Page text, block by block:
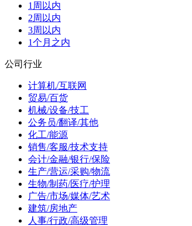
1周以内
2周以内
3周以内
1个月之内
公司行业
计算机/互联网
贸易/百货
机械/设备/技工
公务员/翻译/其他
化工/能源
销售/客服/技术支持
会计/金融/银行/保险
生产/营运/采购/物流
生物/制药/医疗/护理
广告/市场/媒体/艺术
建筑/房地产
人事/行政/高级管理